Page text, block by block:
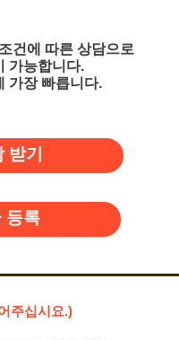
건에 따른 상담으로
가능합니다.
가장 빠릅니다.
받기
등록
주십시요.)